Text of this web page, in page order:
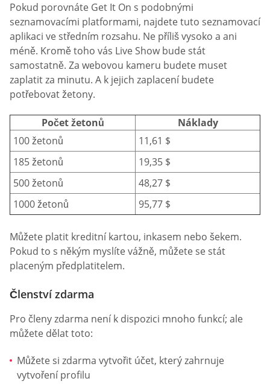
Pokud porovnáte Get It On s podobnými
seznamovacími platformami, najdete tuto seznamovací
aplikaci ve středním rozsahu. Ne příliš vysoko a ani
méně. Kromě toho vás Live Show bude stát
samostatně. Za webovou kameru budete muset
zaplatit za minutu. A k jejich zaplacení budete
potřebovat žetony.
Počet žetonů
Náklady
100 žetonů
11,61 $
185 žetonů
19,35 $
500 žetonů
48,27 $
1000 žetonů
95,77 $
Můžete platit kreditní kartou, inkasem nebo šekem.
Pokud to s někým myslíte vážně, můžete se stát
placeným předplatitelem.
Členství zdarma
Pro členy zdarma není k dispozici mnoho funkcí; ale
můžete dělat toto:
Můžete si zdarma vytvořit účet, který zahrnuje
vytvoření profilu